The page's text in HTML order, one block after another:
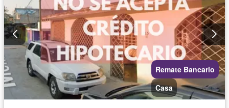
Remate Bancario
Casa